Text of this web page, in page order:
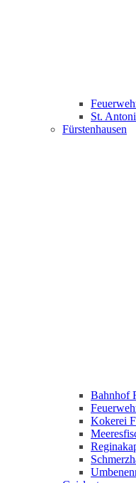
St.
Fürstenhausen
Bahnhof
Kokerei